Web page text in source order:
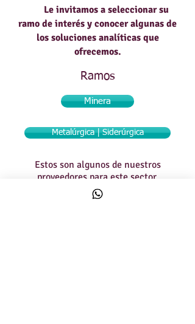
Le invitamos a seleccionar su
ramo de interés y conocer algunas de
los soluciones analíticas que
ofrecemos.
Ramos
Minera
Metalúrgica | Siderúrgica
Estos son algunos de nuestros
proveedores para este sector.
Click sobre el logo para conocer más sobre ellos